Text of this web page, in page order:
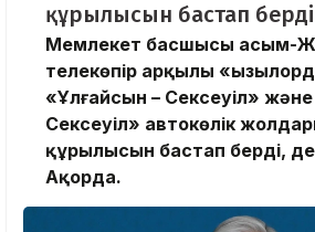
құрылысын бастап берді
Мемлекет басшысы Қасым-
телекөпір арқылы
«Ұлғайсын – Сексеуіл»
Сексеуіл» автокөлік
құрылысын бастап берді,
Ақорда.